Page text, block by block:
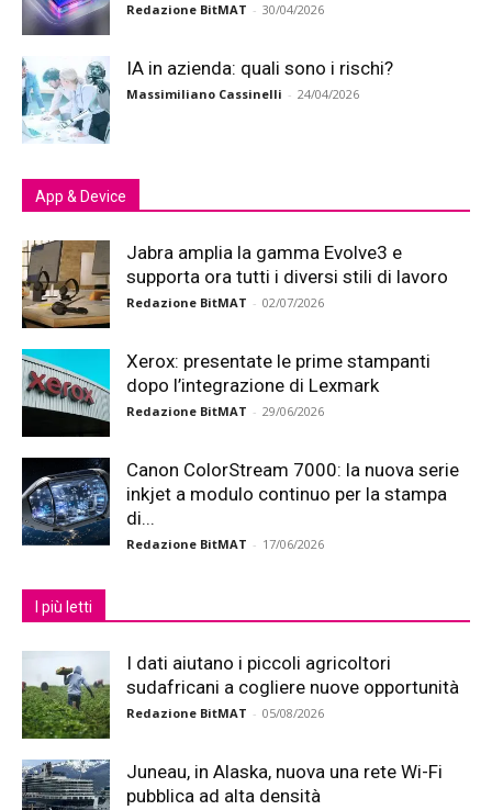
Redazione BitMAT - 30/04/2026
IA in azienda: quali sono i rischi?
Massimiliano Cassinelli - 24/04/2026
App & Device
Jabra amplia la gamma Evolve3 e
supporta ora tutti i diversi stili di lavoro
Redazione BitMAT - 02/07/2026
Xerox: presentate le prime stampanti
dopo l’integrazione di Lexmark
Redazione BitMAT - 29/06/2026
Canon ColorStream 7000: la nuova serie
inkjet a modulo continuo per la stampa
di...
Redazione BitMAT - 17/06/2026
I più letti
I dati aiutano i piccoli agricoltori
sudafricani a cogliere nuove opportunità
Redazione BitMAT - 05/08/2026
Juneau, in Alaska, nuova una rete Wi-Fi
pubblica ad alta densità